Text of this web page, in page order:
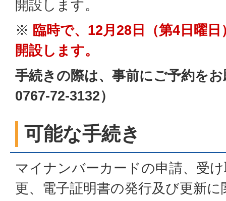
開設します。
※ 臨時で、12月28日（第4日曜
開設します。
手続きの際は、事前にご予約を
0767-72-3132）
可能な手続き
マイナンバーカードの申請、受
更、電子証明書の発行及び更新